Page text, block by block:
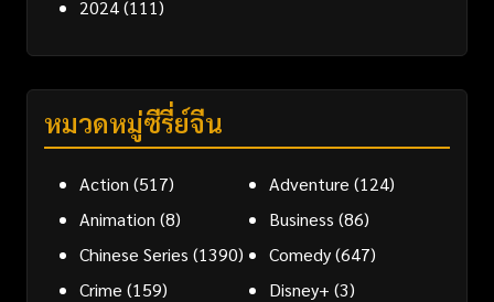
2024(111)
หมวดหมู่ซีรี่ย์จีน
Action (517) Adventure (124)
Animation (8) Business (86)
Chinese Series (1390) Comedy(647)
Crime (159) Disney+ (3)